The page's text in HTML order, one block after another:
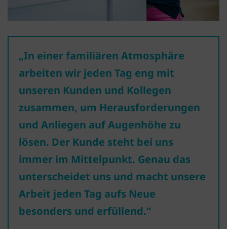
„In einer familiären Atmosphäre
arbeiten wir jeden Tag eng mit
unseren Kunden und Kollegen
zusammen, um Herausforderungen
und Anliegen auf Augenhöhe zu
lösen. Der Kunde steht bei uns
immer im Mittelpunkt. Genau das
unterscheidet uns und macht unsere
Arbeit jeden Tag aufs Neue
besonders und erfüllend.“